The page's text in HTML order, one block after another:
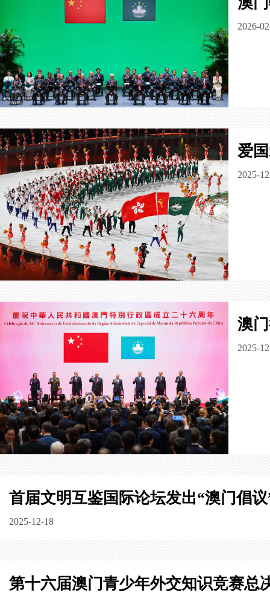
2026-
爱
2025-
澳
2025-
首届文明互鉴国际论坛发出“澳门倡议
2025-12-18
第十六届澳门青少年外交知识竞赛总